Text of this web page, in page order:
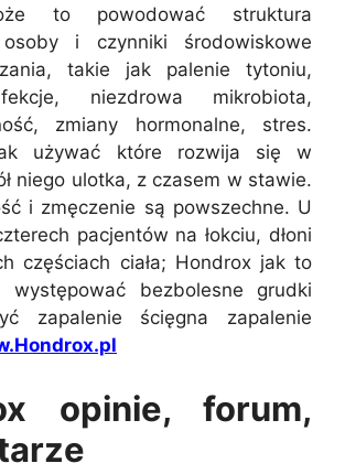
to powodować struktura
osoby i czynniki środowiskowe
takie jak palenie tytoniu,
niezdrowa mikrobiota,
zmiany hormonalne, stres.
używać które rozwija się w
niego ulotka, z czasem w stawie.
i zmęczenie są powszechne. U
pacjentów na łokciu, dłoni
częściach ciała; Hondrox jak to
występować bezbolesne grudki
zapalenie ścięgna zapalenie
opinie, forum,